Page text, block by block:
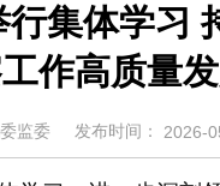
集体学习
作高质量
监委 发布时间： 2026-